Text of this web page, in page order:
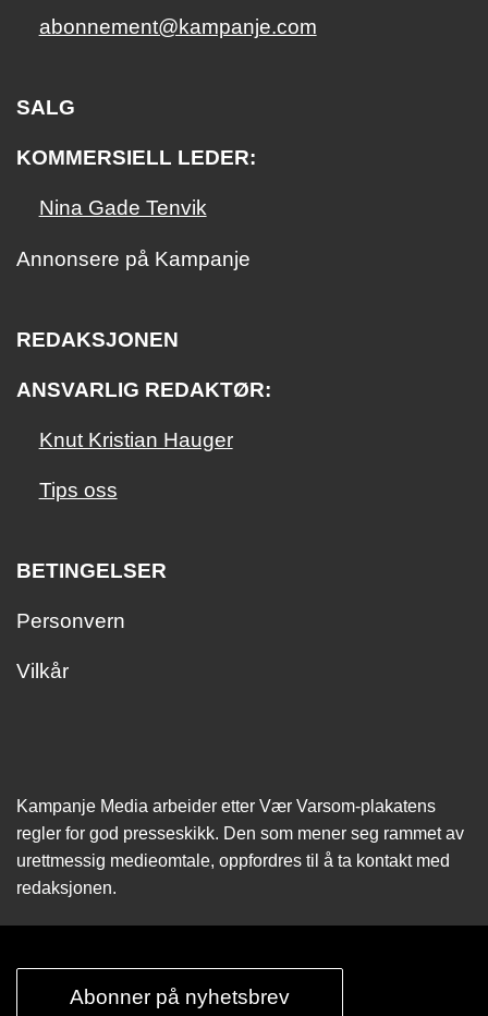
abonnement@kampanje.com
SALG
KOMMERSIELL LEDER:
Nina Gade Tenvik
Annonsere på Kampanje
REDAKSJONEN
ANSVARLIG REDAKTØR:
Knut Kristian Hauger
Tips oss
BETINGELSER
Personvern
Vilkår
Kampanje Media arbeider etter Vær Varsom-plakatens
regler for god presseskikk. Den som mener seg rammet av
urettmessig medie­omtale, oppfordres til å ta kontakt med
redaksjonen.
Abonner på nyhetsbrev